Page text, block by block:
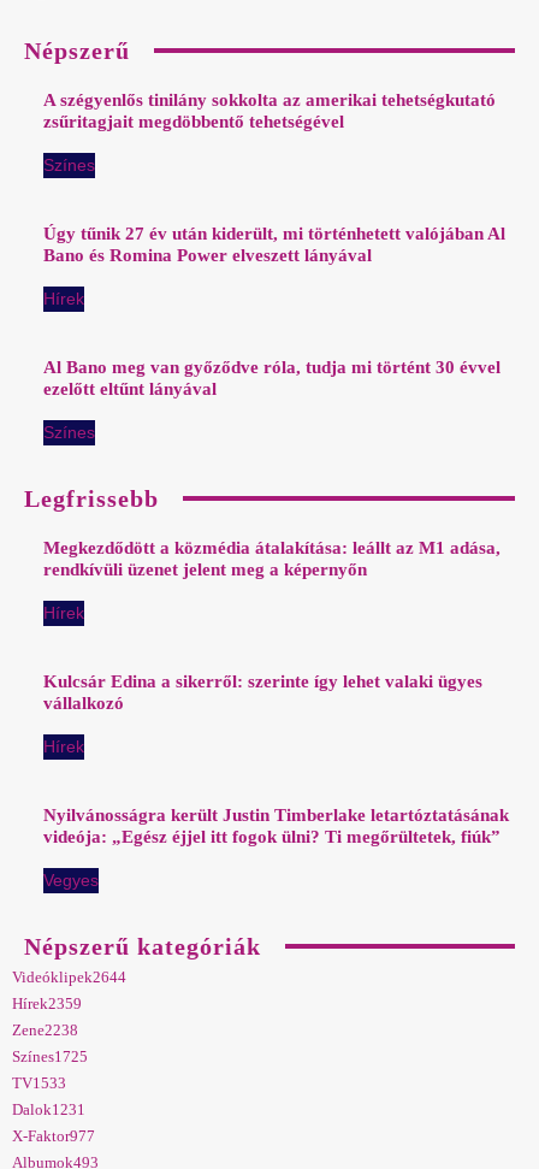
Népszerű
A szégyenlős tinilány sokkolta az amerikai tehetségkutató
zsűritagjait megdöbbentő tehetségével
Színes
Úgy tűnik 27 év után kiderült, mi történhetett valójában Al
Bano és Romina Power elveszett lányával
Hírek
Al Bano meg van győződve róla, tudja mi történt 30 évvel
ezelőtt eltűnt lányával
Színes
Legfrissebb
Megkezdődött a közmédia átalakítása: leállt az M1 adása,
rendkívüli üzenet jelent meg a képernyőn
Hírek
Kulcsár Edina a sikerről: szerinte így lehet valaki ügyes
vállalkozó
Hírek
Nyilvánosságra került Justin Timberlake letartóztatásának
videója: „Egész éjjel itt fogok ülni? Ti megőrültetek, fiúk”
Vegyes
Népszerű kategóriák
Videóklipek2644
Hírek2359
Zene2238
Színes1725
TV1533
Dalok1231
X-Faktor977
Albumok493